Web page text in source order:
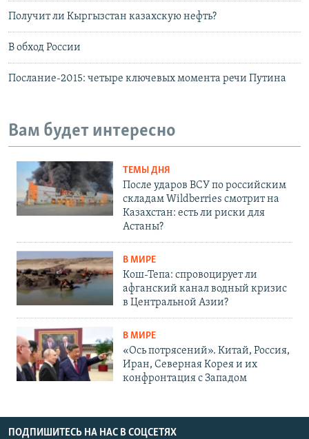
Получит ли Кыргызстан казахскую нефть?
В обход России
Послание-2015: четыре ключевых момента речи Путина
Вам будет интересно
ТЕМЫ ДНЯ
После ударов ВСУ по российским
складам Wildberries смотрит на
Казахстан: есть ли риски для
Астаны?
В МИРЕ
Кош-Тепа: спровоцирует ли
афганский канал водный кризис
в Центральной Азии?
В МИРЕ
«Ось потрясений». Китай, Россия,
Иран, Северная Корея и их
конфронтация с Западом
ПОДПИШИТЕСЬ НА НАС В СОЦСЕТЯХ